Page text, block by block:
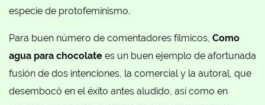
especie de protofeminismo.
Para buen número de comentadores fílmicos, Como
agua para chocolate es un buen ejemplo de afortunada
fusión de dos intenciones, la comercial y la autoral, que
desembocó en el éxito antes aludido, así como en